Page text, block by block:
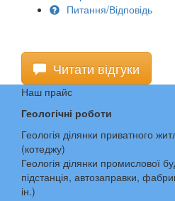
Питання/Відповідь
Читати відгуки
Наш прайс
Геологічні роботи
Геологія ділянки приватного
(котеджу)
Геологія ділянки промислової
підстанція, автозаправки,
ін.)